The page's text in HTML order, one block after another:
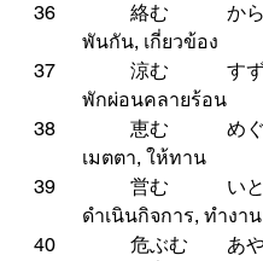
36		絡む		からむ
	พันกัน, เกี่ยวข้อง
37		涼む		すずむ
	พักผ่อนคลายร้อน
38		恵む		めぐむ
	เมตตา, ให้ทาน
39		営む		いとなむ
	ดำเนินกิจการ, ทำงาน
40		危ぶむ	あやぶむ